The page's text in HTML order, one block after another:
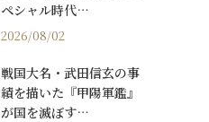
ペシャル時代…
2026/08/02
戦国大名・武田信玄の事
績を描いた『甲陽軍鑑』
が国を滅ぼす…